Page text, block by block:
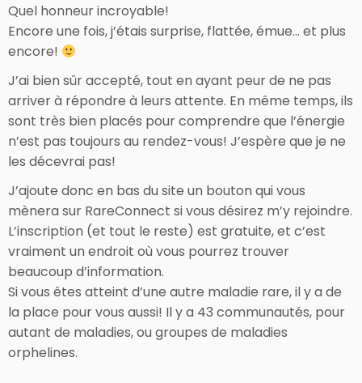
Quel honneur incroyable!
Encore une fois, j’étais surprise, flattée, émue… et plus
encore!
J’ai bien sûr accepté, tout en ayant peur de ne pas
arriver à répondre à leurs attente. En même temps, ils
sont très bien placés pour comprendre que l’énergie
n’est pas toujours au rendez-vous! J’espère que je ne
les décevrai pas!
J’ajoute donc en bas du site un bouton qui vous
mènera sur RareConnect si vous désirez m’y rejoindre.
L’inscription (et tout le reste) est gratuite, et c’est
vraiment un endroit où vous pourrez trouver
beaucoup d’information.
Si vous êtes atteint d’une autre maladie rare, il y a de
la place pour vous aussi! Il y a 43 communautés, pour
autant de maladies, ou groupes de maladies
orphelines.